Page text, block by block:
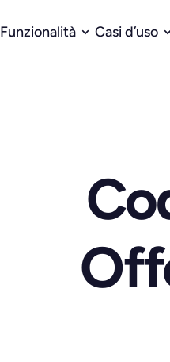
Funzionalità Casi d’uso